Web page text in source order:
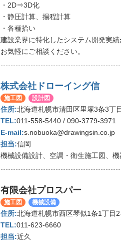
・2D⇒3D化
・静圧計算、揚程計算
・各種拾い
建設業界に特化したシステム開発実
お気軽にご相談ください。
株式会社ドローイング信
施工図 設計図
北海道札幌市清田区里塚3条3丁
011-558-5440 / 090-3779-3971
s.nobuoka@drawingsin.co.jp
信岡
機械設備設計、空調・衛生施工図、
有限会社プロスパー
施工図 機械設備
北海道札幌市西区琴似1条1丁目
011-623-6660
近久